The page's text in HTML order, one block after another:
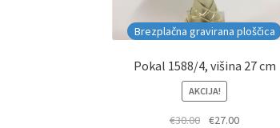
Brezplačna gravirana ploščica
Pokal 1588/4, višina 27 cm
AKCIJA!
€30.00
Izvirna
€27.00Trenutna